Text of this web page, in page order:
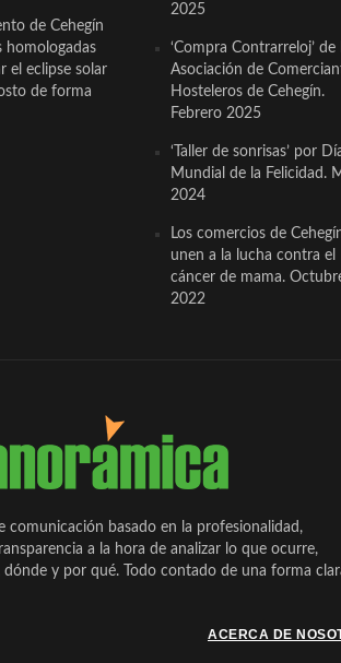
de Cehegín
homologadas
el eclipse solar
de forma
2025
‘Compra Contrarreloj’ de
Asociación de
Hosteleros de Cehegín.
Febrero 2025
‘Taller de sonrisas’ por
Mundial de la Felicidad.
2024
Los comercios de
unen a la lucha contra el
cáncer de mama.
2022
comunicación basado en la profesionalidad,
a la hora de analizar lo que ocurre,
dónde y por qué. Todo contado de una forma
ACERCA DE